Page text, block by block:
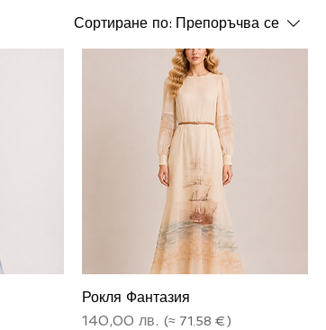
Сортиране по: Препоръчва се
Рокля Фантазия
Цена
140,00 лв.